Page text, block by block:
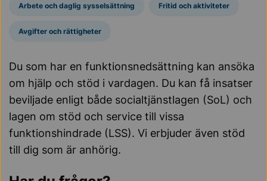
Arbete och daglig sysselsättning Fritid och aktiviteter
Avgifter och rättigheter
Du som har en funktionsnedsättning kan ansöka
om hjälp och stöd i vardagen. Du kan få insatser
beviljade enligt både socialtjänstlagen (SoL) och
lagen om stöd och service till vissa
funktionshindrade (LSS). Vi erbjuder även stöd
till dig som är anhörig.